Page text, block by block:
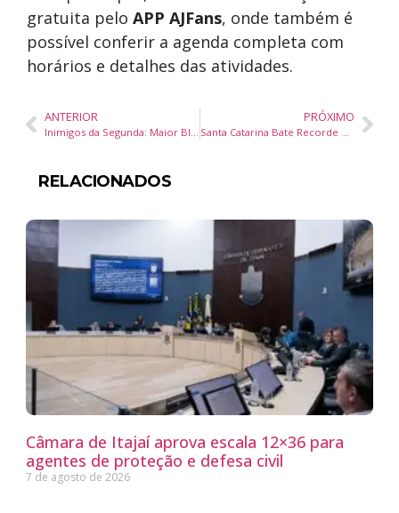
gratuita pelo APP AJFans, onde também é
possível conferir a agenda completa com
horários e detalhes das atividades.
ANTERIOR
Inimigos da Segunda: Maior Bloco de Carnaval de Balneário Camboriú Abre Loja para Venda de Abadás
PRÓXIMO
Santa Catarina Bate Recorde em Exportação de Carne Suína e Destaques do Agronegócio em 2025
RELACIONADOS
Câmara de Itajaí aprova escala 12×36 para
agentes de proteção e defesa civil
7 de agosto de 2026